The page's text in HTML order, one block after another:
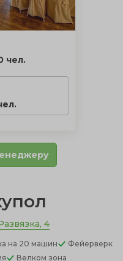
чел.
4
на 20 машин
Фейерверк
Велком зона